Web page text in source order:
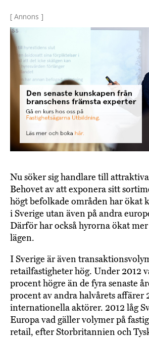
[ Annons ]
Nu söker sig handlare till
Behovet av att exponera sitt
högt befolkade områden har ökat
i Sverige utan även på andra
Därför har också hyrorna ökat
lägen.
I Sverige är även
retailfastigheter hög. Under 2012
procent högre än de fyra senaste
procent av andra halvårets affärer
internationella aktörer. 2012 låg
Europa vad gäller volymer på
retail, efter Storbritannien och